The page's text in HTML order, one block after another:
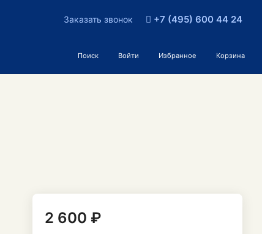
Заказать звонок +7 (495) 600 44 24
Поиск Войти Избранное Корзина
2 600 ₽